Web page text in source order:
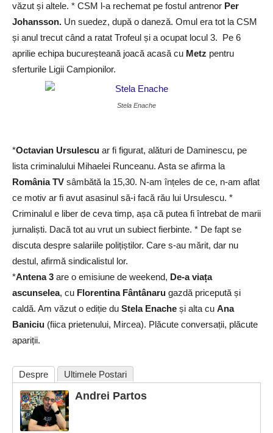
văzut și altele. * CSM l-a rechemat pe fostul antrenor Per
Johansson. Un suedez, după o daneză. Omul era tot la CSM
și anul trecut când a ratat Trofeul și a ocupat locul 3. Pe 6
aprilie echipa bucureșteană joacă acasă cu Metz pentru
sferturile Ligii Campionilor.
Stela Enache
*Octavian Ursulescu ar fi figurat, alături de Daminescu, pe
lista criminalului Mihaelei Runceanu. Asta se afirma la
România TV sâmbătă la 15,30. N-am înțeles de ce, n-am aflat
ce motiv ar fi avut asasinul să-i facă rău lui Ursulescu. *
Criminalul e liber de ceva timp, așa că putea fi întrebat de marii
jurnaliști. Dacă tot au vrut un subiect fierbinte. * De fapt se
discuta despre salariile polițiștilor. Care s-au mărit, dar nu
destul, afirmă sindicalistul lor.
*Antena 3 are o emisiune de weekend, De-a viața
ascunselea, cu Florentina Fântânaru gazdă pricepută și
caldă. Am văzut o ediție du Stela Enache și alta cu Ana
Baniciu (fiica prietenului, Mircea). Plăcute conversații, plăcute
apariții.
Despre Ultimele Postari
Andrei Partos